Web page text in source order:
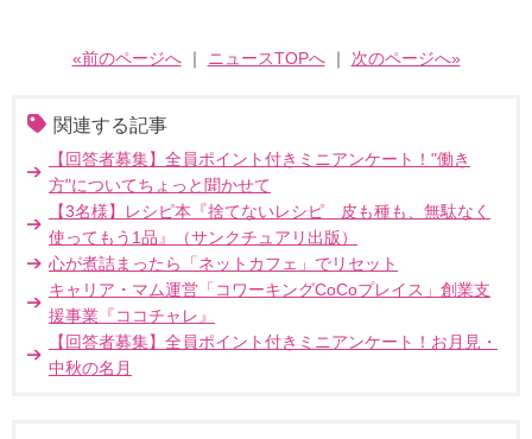
«前のページへ｜ ニュースTOPへ｜ 次のページへ»
関連する記事
【回答者募集】全員ポイント付きミニアンケート！"働き
方"についてちょっと聞かせて
【3名様】レシピ本『捨てないレシピ 皮も種も、無駄なく
使ってもう1品』（サンクチュアリ出版）
心が煮詰まったら「ネットカフェ」でリセット
キャリア・マム運営「コワーキングCoCoプレイス」創業支
援事業『ココチャレ』
【回答者募集】全員ポイント付きミニアンケート！お月見・
中秋の名月